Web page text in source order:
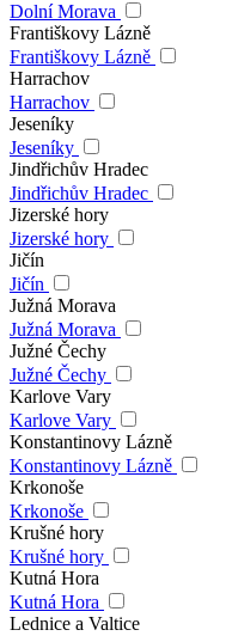
Dolní Morava
Františkovy Lázně
Františkovy Lázně
Harrachov
Harrachov
Jeseníky
Jeseníky
Jindřichův Hradec
Jindřichův Hradec
Jizerské hory
Jizerské hory
Jičín
Jičín
Južná Morava
Južná Morava
Južné Čechy
Južné Čechy
Karlove Vary
Karlove Vary
Konstantinovy Lázně
Konstantinovy Lázně
Krkonoše
Krkonoše
Krušné hory
Krušné hory
Kutná Hora
Kutná Hora
Lednice a Valtice